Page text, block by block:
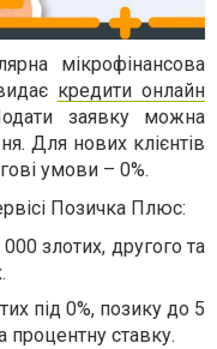
мікрофінансова
кредити онлайн
заявку можна
Для нових клієнтів
умови – 0%.
Позичка Плюс:
злотих, другого та
під 0%, позику до 5
ставку.